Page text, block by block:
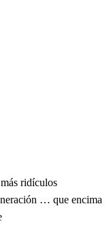
ridículos
… que encima